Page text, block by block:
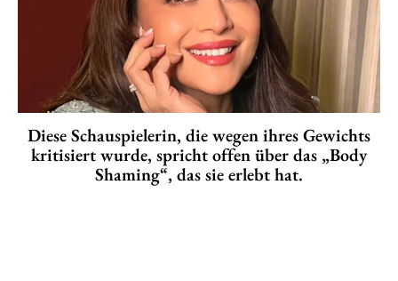
Diese Schauspielerin, die wegen ihres Gewichts
kritisiert wurde, spricht offen über das „Body
Shaming“, das sie erlebt hat.